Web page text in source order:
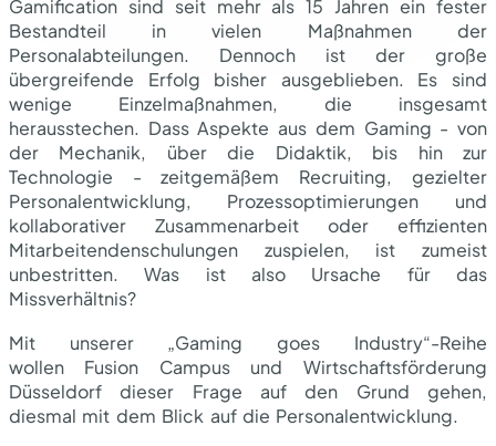
Gamification sind seit mehr als 15 Jahren ein fester
Bestandteil in vielen Maßnahmen der
Personalabteilungen. Dennoch ist der große
übergreifende Erfolg bisher ausgeblieben. Es sind
wenige Einzelmaßnahmen, die insgesamt
herausstechen. Dass Aspekte aus dem Gaming - von
der Mechanik, über die Didaktik, bis hin zur
Technologie - zeitgemäßem Recruiting, gezielter
Personalentwicklung, Prozessoptimierungen und
kollaborativer Zusammenarbeit oder effizienten
Mitarbeitendenschulungen zuspielen, ist zumeist
unbestritten. Was ist also Ursache für das
Missverhältnis?
Mit unserer „Gaming goes Industry“-Reihe
wollen Fusion Campus und Wirtschaftsförderung
Düsseldorf dieser Frage auf den Grund gehen,
diesmal mit dem Blick auf die Personalentwicklung.